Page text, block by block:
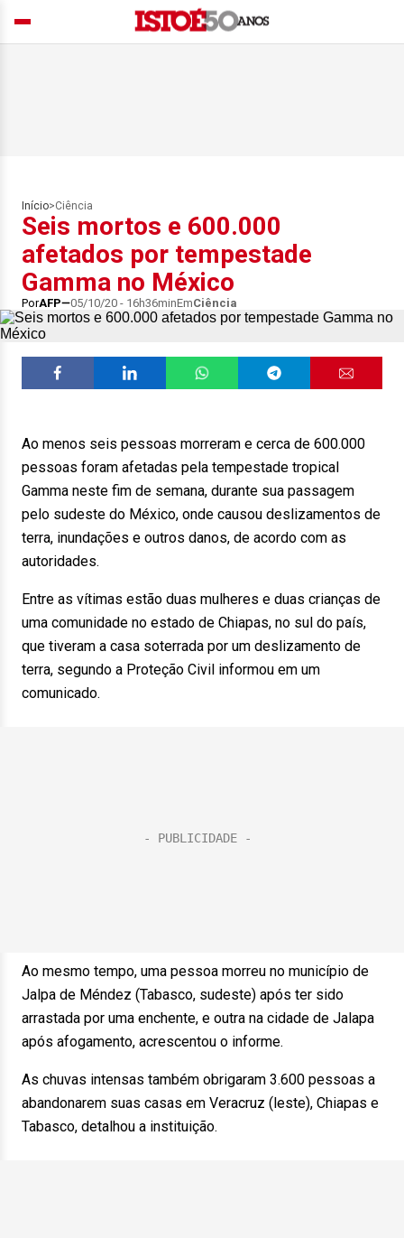
Início>Ciência
Seis mortos e 600.000
afetados por tempestade
Gamma no México
PorAFP 05/10/20 - 16h36minEmCiência
Ao menos seis pessoas morreram e cerca de 600.000
pessoas foram afetadas pela tempestade tropical
Gamma neste fim de semana, durante sua passagem
pelo sudeste do México, onde causou deslizamentos de
terra, inundações e outros danos, de acordo com as
autoridades.
Entre as vítimas estão duas mulheres e duas crianças de
uma comunidade no estado de Chiapas, no sul do país,
que tiveram a casa soterrada por um deslizamento de
terra, segundo a Proteção Civil informou em um
comunicado.
Ao mesmo tempo, uma pessoa morreu no município de
Jalpa de Méndez (Tabasco, sudeste) após ter sido
arrastada por uma enchente, e outra na cidade de Jalapa
após afogamento, acrescentou o informe.
As chuvas intensas também obrigaram 3.600 pessoas a
abandonarem suas casas em Veracruz (leste), Chiapas e
Tabasco, detalhou a instituição.